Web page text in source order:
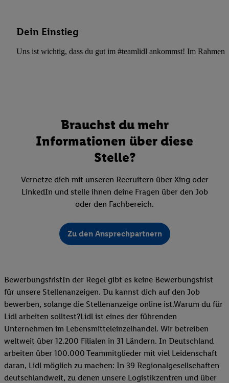
Dein Einstieg
Uns ist wichtig, dass du gut im #teamlidl ankommst! Im Rahmen
Brauchst du mehr
Informationen über diese
Stelle?
Vernetze dich mit unseren Recruitern über Xing oder
LinkedIn und stelle ihnen deine Fragen über den Job
oder den Fachbereich.
Zu den Ansprechpartnern
BewerbungsfristIn der Regel gibt es keine Bewerbungsfrist
für unsere Stellenanzeigen. Du kannst dich auf den Job
bewerben, solange die Stellenanzeige online ist.Warum du für
Lidl arbeiten solltest?Lidl ist eines der führenden
Unternehmen im Lebensmitteleinzelhandel. Wir betreiben
weltweit über 12.200 Filialen in 31 Ländern. In Deutschland
arbeiten über 100.000 Teammitglieder mit viel Leidenschaft
daran, Lidl möglich zu machen: In 39 Regionalgesellschaften
deutschlandweit, zu denen unsere Logistikzentren und über